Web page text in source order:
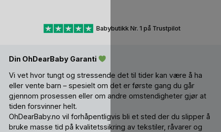
Babybutikk Nr. 1 på Trustpilot
Din OhDearBaby Garanti
Vi vet hvor tungt og stressende det til tider kan være å ha
eller vente barn – spesielt om det er første gang du går
gjennom prosessen eller om andre omstendigheter gjør at
tiden forsvinner helt.
OhDearBaby.no vil forhåpentligvis bli et sted der du slipper å
bruke masse tid på kvalitetssikring av tekstiler, råvarer og